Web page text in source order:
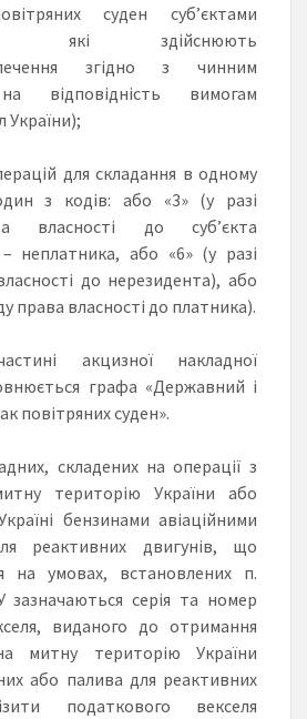
суден суб’єктами
які здійснюють
згідно з чинним
відповідність вимогам
України);
для складання в одному
з кодів: або «3» (у разі
власності до суб’єкта
неплатника, або «6» (у разі
до нерезидента), або
права власності до платника).
акцизної накладної
графа «Державний і
повітряних суден».
складених на операції з
територію України або
бензинами авіаційними
реактивних двигунів, що
на умовах, встановлених п.
зазначаються серія та номер
виданого до отримання
митну територію України
або палива для реактивних
податкового векселя